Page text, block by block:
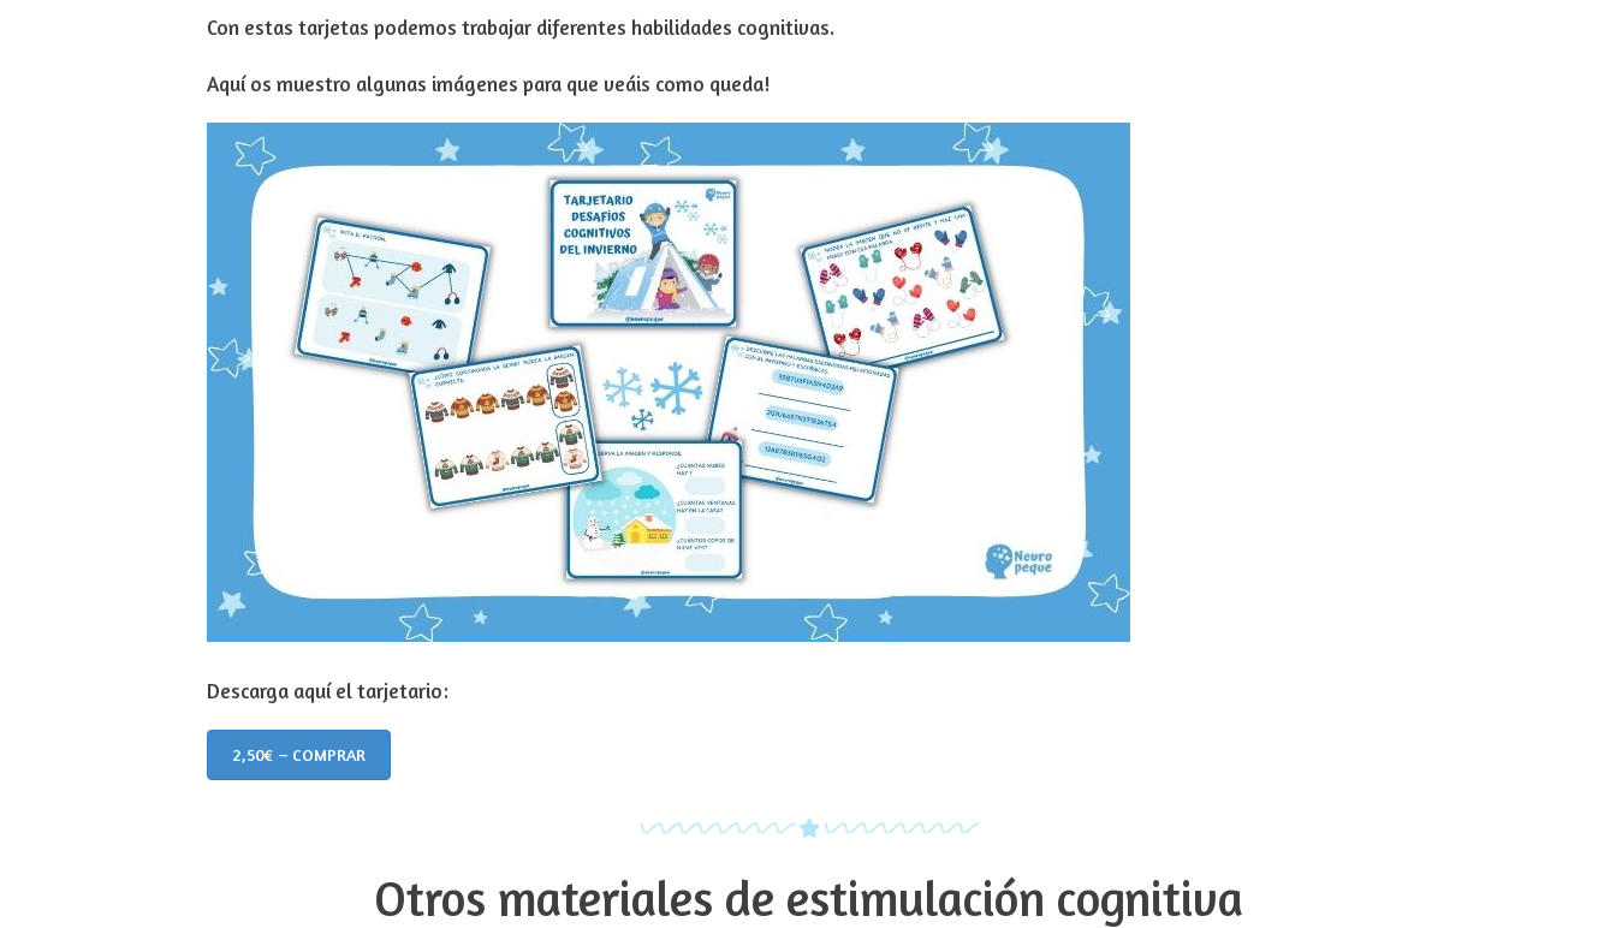
Con estas tarjetas podemos trabajar diferentes habilidades cognitivas.
Aquí os muestro algunas imágenes para que veáis como queda!
Descarga aquí el tarjetario:
2,50€ – COMPRAR
Otros materiales de estimulación cognitiva